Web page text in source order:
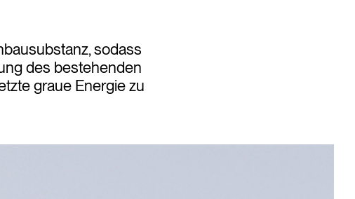
sodass
des bestehenden
graue Energie zu